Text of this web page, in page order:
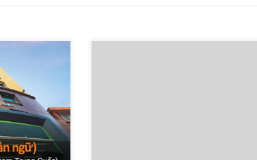
của
vụ thu âm
Hàn, tiếng